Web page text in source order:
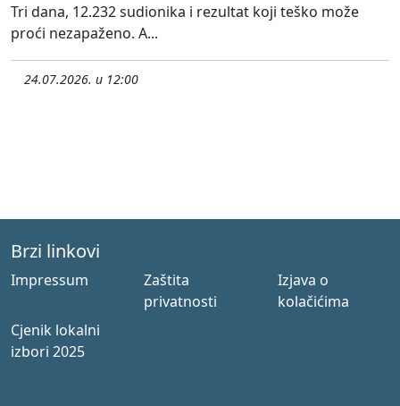
Tri dana, 12.232 sudionika i rezultat koji teško može
proći nezapaženo. A...
24.07.2026. u 12:00
Brzi linkovi
Impressum
Zaštita
privatnosti
Izjava o
kolačićima
Cjenik lokalni
izbori 2025